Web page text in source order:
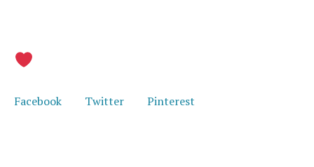
Facebook Twitter Pinterest